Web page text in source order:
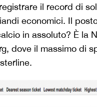
il record di
economici. Il
in assoluto? È la
dove il massimo di